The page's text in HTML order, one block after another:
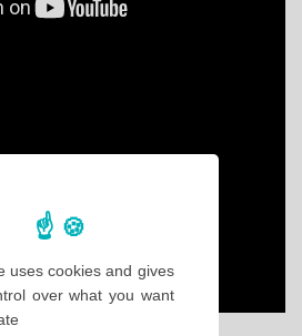
uses cookies and gives
over what you want